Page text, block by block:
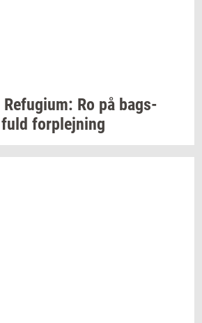
Re­fu­gi­um: Ro på bags­
for­plej­ning